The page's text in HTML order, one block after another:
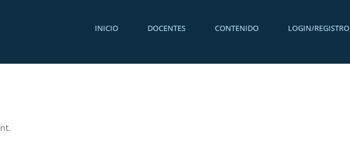
INICIO DOCENTES CONTENIDO LOGIN/REGISTRO